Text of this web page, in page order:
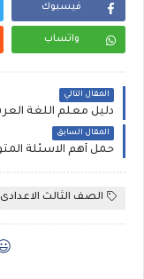
فيسبوك
واتساب
المقال التالي
المقال السابق
الصف الثالث الاعدادى